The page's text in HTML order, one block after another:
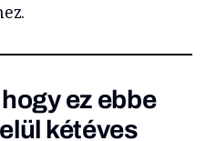
ez ebbe
kétéves